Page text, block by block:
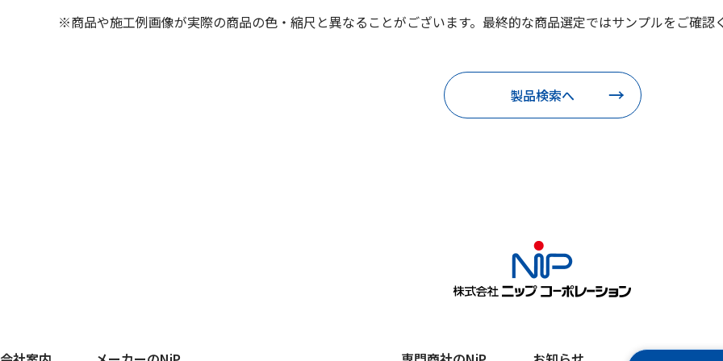
※商品や施工例画像が実際の商品の色・縮尺と異なることがございます。最終的な商品選定ではサンプルをご確認
製品検索へ